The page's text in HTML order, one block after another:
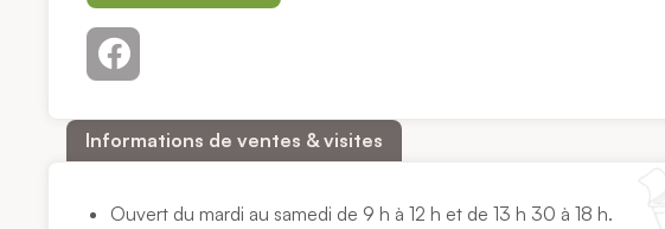
Informations de ventes & visites
Ouvert du mardi au samedi de 9 h à 12 h et de 13 h 30 à 18 h.